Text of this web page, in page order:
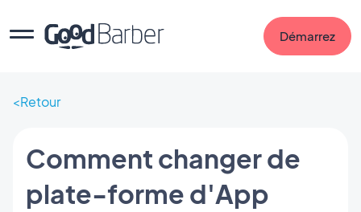
Démarrez
Retour
Comment changer de
plate-forme d'App